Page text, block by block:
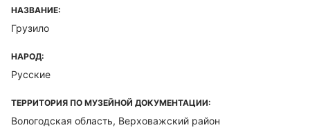
НАЗВАНИЕ:
Грузило
НАРОД:
Русские
ТЕРРИТОРИЯ ПО МУЗЕЙНОЙ ДОКУМЕНТАЦИИ:
Вологодская область, Верховажский район